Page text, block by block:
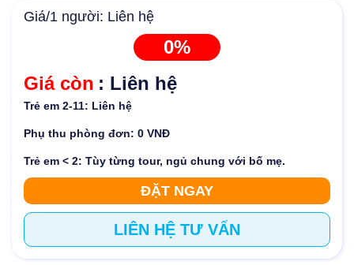
Giá/1 người: Liên hệ
0%
Giá còn : Liên hệ
Trẻ em 2-11: Liên hệ
Phụ thu phòng đơn: 0 VNĐ
Trẻ em < 2: Tùy từng tour, ngủ chung với bố mẹ.
ĐẶT NGAY
LIÊN HỆ TƯ VẤN